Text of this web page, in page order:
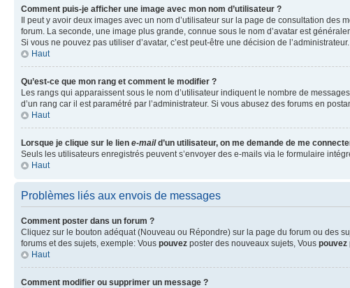
Comment puis-je afficher une image avec mon nom d’utilisateur ?
Il peut y avoir deux images avec un nom d’utilisateur sur la page de consultation
forum. La seconde, une image plus grande, connue sous le nom d’avatar est
Si vous ne pouvez pas utiliser d’avatar, c’est peut-être une décision de
Haut
Qu’est-ce que mon rang et comment le modifier ?
Les rangs qui apparaissent sous le nom d’utilisateur indiquent le nombre de
d’un rang car il est paramétré par l’administrateur. Si vous abusez des forums en
Haut
Lorsque je clique sur le lien e-maild’un utilisateur, on me demande de me
Seuls les utilisateurs enregistrés peuvent s’envoyer des e-mails via le formulaire
Haut
Problèmes liés aux envois de messages
Comment poster dans un forum ?
Cliquez sur le bouton adéquat (Nouveau ou Répondre) sur la page du forum ou des
forums et des sujets, exemple: Vous pouvez poster des nouveaux sujets, Vous pouvez
Haut
Comment modifier ou supprimer un message ?